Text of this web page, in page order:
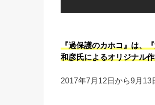
『過保護のカホコ』は、
和彦氏によるオリジナル作
2017年7月12日から9月13